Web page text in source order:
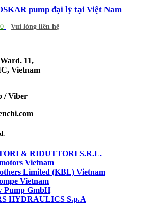
pump đại lý tại Việt Nam
Vui lòng liên hệ
11,
Vietnam
/ Viber
& RIDUTTORI S.R.L.
Vietnam
Limited (KBL) Vietnam
Vietnam
Pump GmbH
HYDRAULICS S.p.A